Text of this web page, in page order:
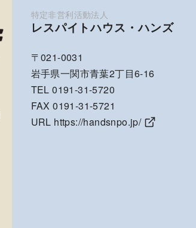
レスパイトハウス・ハンズ
〒021-0031
岩手県一関市青葉2丁目6-16
TEL 0191-31-5720
FAX 0191-31-5721
URL https://handsnpo.jp/